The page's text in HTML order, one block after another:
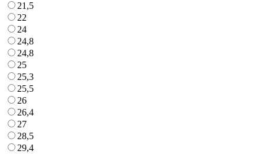
21,5
22
24
24,8
24,8
25
25,3
25,5
26
26,4
27
28,5
29,4